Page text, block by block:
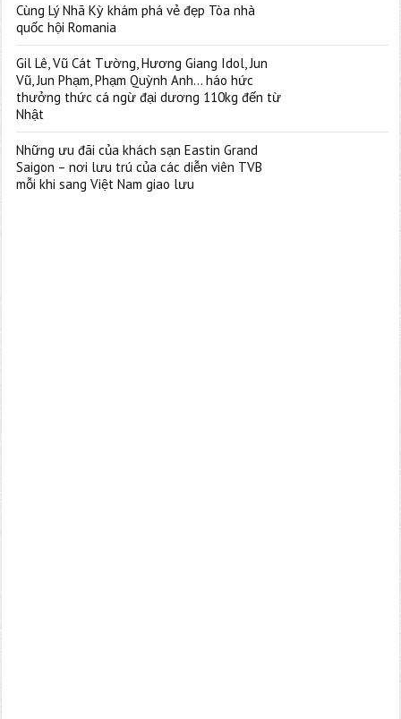
Cùng Lý Nhã Kỳ khám phá vẻ đẹp Tòa nhà
quốc hội Romania
Gil Lê, Vũ Cát Tường, Hương Giang Idol, Jun
Vũ, Jun Phạm, Phạm Quỳnh Anh… háo hức
thưởng thức cá ngừ đại dương 110kg đến từ
Nhật
Những ưu đãi của khách sạn Eastin Grand
Saigon – nơi lưu trú của các diễn viên TVB
mỗi khi sang Việt Nam giao lưu